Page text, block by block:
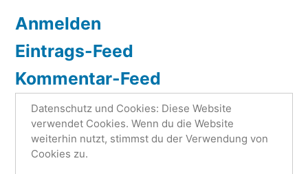
Anmelden
Eintrags-Feed
Kommentar-Feed
WordPress.org
Datenschutz und Cookies: Diese Website
verwendet Cookies. Wenn du die Website
weiterhin nutzt, stimmst du der Verwendung von
Cookies zu.